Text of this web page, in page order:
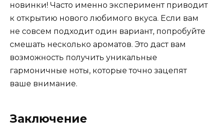
новинки! Часто именно эксперимент приводит
к открытию нового любимого вкуса. Если вам
не совсем подходит один вариант, попробуйте
смешать несколько ароматов. Это даст вам
возможность получить уникальные
гармоничные ноты, которые точно зацепят
ваше внимание.
Заключение